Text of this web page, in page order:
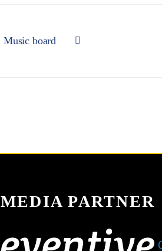
Music board
MEDIA PARTNER